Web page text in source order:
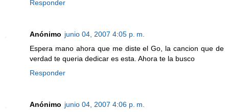
Responder
Anónimo junio 04, 2007 4:05 p. m.
Espera mano ahora que me diste el Go, la cancion que de
verdad te queria dedicar es esta. Ahora te la busco
Responder
Anónimo junio 04, 2007 4:06 p. m.